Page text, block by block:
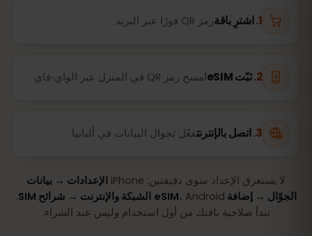
اشترِ باقةرمز QR فورًا عبر البريد
ثبّت eSIM امسح رمز QR في المنزل عبر الواي‑فاي
اتصل بالإنترنتفعّل تجوال البيانات في ألبانيا
لا يستغرق الإعداد سوى دقيقتين: iPhone
الإعدادات → بيانات
الجوّال → إضافة eSIM ، Android الشبكة والإنترنت → شرائح SIM
.
تبدأ صلاحية باقتك من أول استخدام وليس عند الشراء.